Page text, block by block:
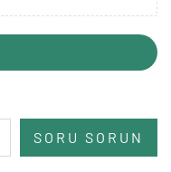
SORU SORUN